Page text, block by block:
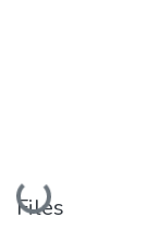
Loading...
Files